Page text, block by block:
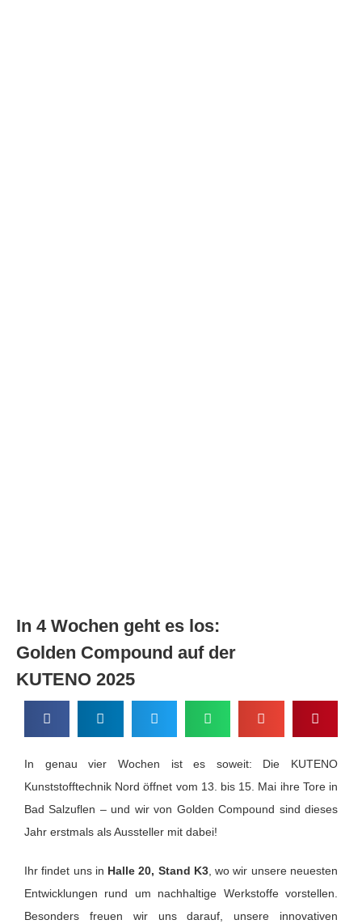
In 4 Wochen geht es los:
Golden Compound auf der
KUTENO 2025
In genau vier Wochen ist es soweit: Die KUTENO
Kunststofftechnik Nord öffnet vom 13. bis 15. Mai ihre Tore in
Bad Salzuflen – und wir von Golden Compound sind dieses
Jahr erstmals als Aussteller mit dabei!
Ihr findet uns in Halle 20, Stand K3, wo wir unsere neuesten
Entwicklungen rund um nachhaltige Werkstoffe vorstellen.
Besonders freuen wir uns darauf, unsere innovativen